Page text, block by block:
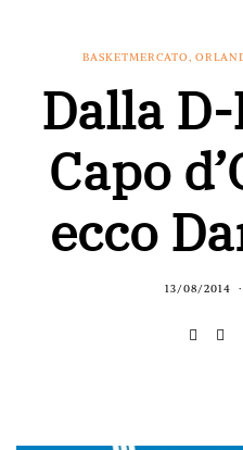
BASKETMERCATO,
Dalla
Capo
ecco
13/08/2014